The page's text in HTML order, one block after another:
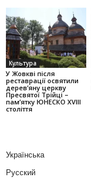
Культура
У Жовкві після
реставрації освятили
дерев’яну церкву
Пресвятої Трійці –
пам’ятку ЮНЕСКО XVIII
століття
Українська
Русский